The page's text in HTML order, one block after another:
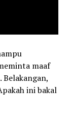
maaf
Belakangan,
ini bakal